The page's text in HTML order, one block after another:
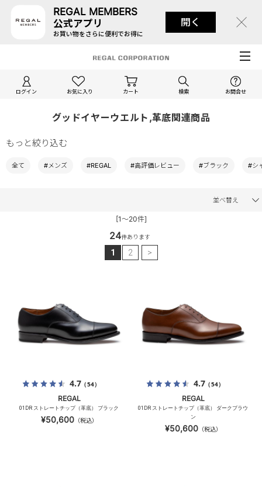
REGAL MEMBERS
公式アプリ
お買い物をさらに便利でお得に
開く
ログイン お気に入り カート 検索 お問合せ
グッドイヤーウエルト,革底関連商品
もっと絞り込む
全て #メンズ #REGAL #高評価レビュー #ブラック #シ
並べ替え
[1～20件]
24件あります
1 2 >
4.7（54）
REGAL
01DR ストレートチップ（革底） ブラック
¥50,600（税込）
4.7（54）
REGAL
01DR ストレートチップ（革底） ダークブラウ
ン
¥50,600（税込）